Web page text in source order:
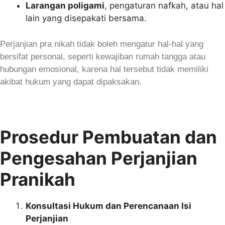
Larangan poligami, pengaturan nafkah, atau hal
lain yang disepakati bersama.
Perjanjian pra nikah tidak boleh mengatur hal-hal yang
bersifat personal, seperti kewajiban rumah tangga atau
hubungan emosional, karena hal tersebut tidak memiliki
akibat hukum yang dapat dipaksakan.
Prosedur Pembuatan dan
Pengesahan Perjanjian
Pranikah
Konsultasi Hukum dan Perencanaan Isi
Perjanjian